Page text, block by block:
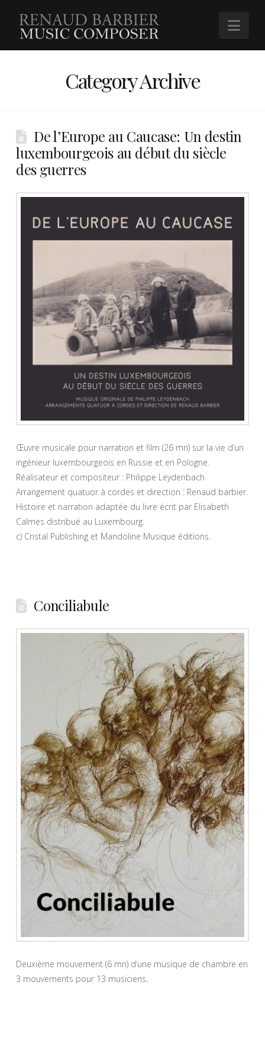
Renaud
Barbier
Category Archive
De l’Europe au Caucase: Un destin
luxembourgeois au début du siècle
des guerres
Œuvre musicale pour narration et film (26 mn) sur la vie d’un
ingénieur luxembourgeois en Russie et en Pologne.
Réalisateur et compositeur : Philippe Leydenbach
Arrangement quatuor à cordes et direction : Renaud barbier.
Histoire et narration adaptée du livre écrit par Elisabeth
Calmes distribué au Luxembourg.
c) Cristal Publishing et Mandoline Musique éditions.
Conciliabule
Deuxième mouvement (6 mn) d’une musique de chambre en
3 mouvements pour 13 musiciens.